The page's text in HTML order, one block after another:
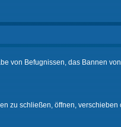
von Befugnissen, das Bannen von
zu schließen, öffnen, verschieben